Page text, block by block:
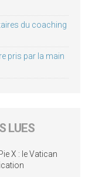
du coaching
pris par la main
LUES
X : le Vatican